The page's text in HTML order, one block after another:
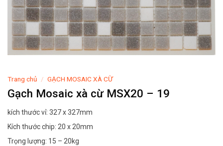
Trang chủ / GẠCH MOSAIC XÀ CỪ
Gạch Mosaic xà cừ MSX20 – 19
kích thước vỉ: 327 x 327mm
Kích thước chip: 20 x 20mm
Trọng lượng: 15 – 20kg